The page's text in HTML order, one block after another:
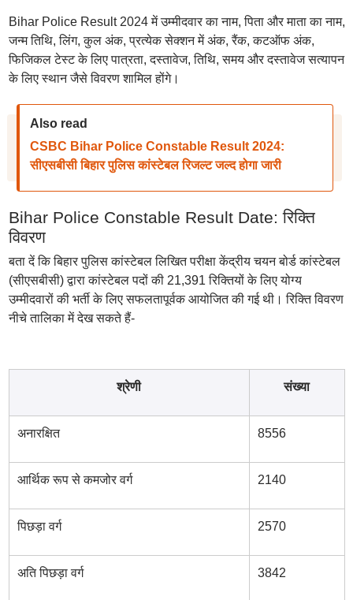
Bihar Police Result 2024 में उम्मीदवार का नाम, पिता और माता का नाम,
जन्म तिथि, लिंग, कुल अंक, प्रत्येक सेक्शन में अंक, रैंक, कटऑफ अंक,
फिजिकल टेस्ट के लिए पात्रता, दस्तावेज, तिथि, समय और दस्तावेज सत्यापन
के लिए स्थान जैसे विवरण शामिल होंगे।
Also read
CSBC Bihar Police Constable Result 2024:
सीएसबीसी बिहार पुलिस कांस्टेबल रिजल्ट जल्द होगा जारी
Bihar Police Constable Result Date: रिक्ति
विवरण
बता दें कि बिहार पुलिस कांस्टेबल लिखित परीक्षा केंद्रीय चयन बोर्ड कांस्टेबल
(सीएसबीसी) द्वारा कांस्टेबल पदों की 21,391 रिक्तियों के लिए योग्य
उम्मीदवारों की भर्ती के लिए सफलतापूर्वक आयोजित की गई थी। रिक्ति विवरण
नीचे तालिका में देख सकते हैं-
श्रेणी संख्या
अनारक्षित 8556
आर्थिक रूप से कमजोर वर्ग 2140
पिछड़ा वर्ग 2570
अति पिछड़ा वर्ग 3842